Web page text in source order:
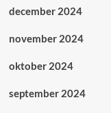
december 2024
november 2024
oktober 2024
september 2024